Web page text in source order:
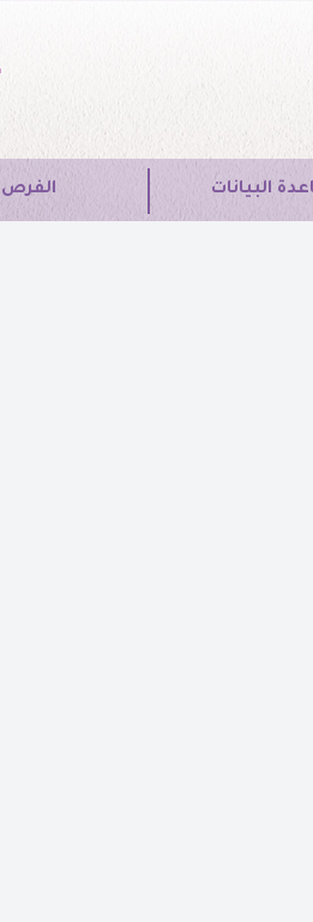
الفرص البيانات